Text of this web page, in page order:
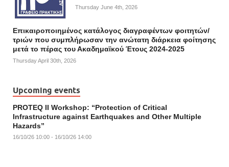
Thursday June 4th, 2026
Επικαιροποιημένος κατάλογος διαγραφέντων φοιτητών/
τριών που συμπλήρωσαν την ανώτατη διάρκεια φοίτησης
μετά το πέρας του Ακαδημαϊκού Έτους 2024-2025
Thursday April 30th, 2026
Upcoming events
PROTEQ II Workshop: “Protection of Critical
Infrastructure against Earthquakes and Other Multiple
Hazards”
16/10/26 10:00 - 16/10/26 14:00